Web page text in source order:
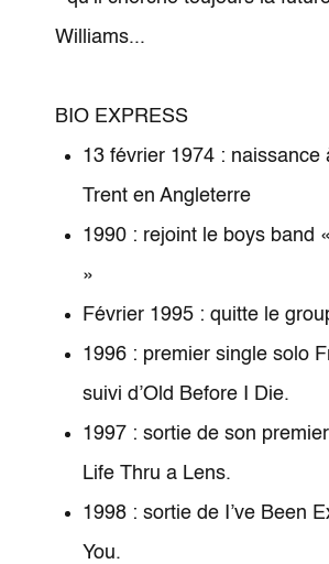
Williams...
BIO EXPRESS
13 février 1974 : naissance
Trent en Angleterre
1990 : rejoint le boys band
»
Février 1995 : quitte le
1996 : premier single solo
suivi d’Old Before I Die.
1997 : sortie de son
Life Thru a Lens.
1998 : sortie de I’ve Been
You.